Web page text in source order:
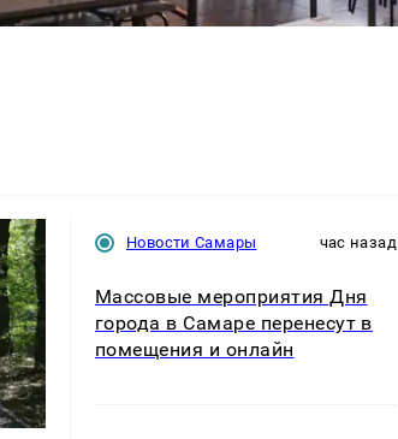
Новости Самары час назад
Массовые мероприятия Дня
города в Самаре перенесут в
помещения и онлайн